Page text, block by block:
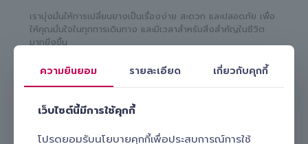
เรามุ่งมั่นให้การเปลี่ยนยางเป็นเรื่องง่าย สะดวก และปลอดภัย เพื่อ
ให้คุณมั่นใจในทุกการเดินทาง และมีเวลาสำหรับสิ่งสำคัญในชีวิต
มากยิ่งขึ้น
ความยินยอม รายละเอียด เกี่ยวกับคุกกี้
เว็บไซต์นี้มีการใช้คุกกี้
โปรดยอมรับนโยบายคุกกี้เพื่อประสบการณ์การใช้